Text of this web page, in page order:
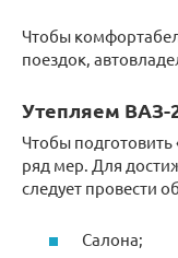
Чтобы
поездок,
Утепляем ВАЗ-
Чтобы
ряд мер. Для
следует провести
Салона;